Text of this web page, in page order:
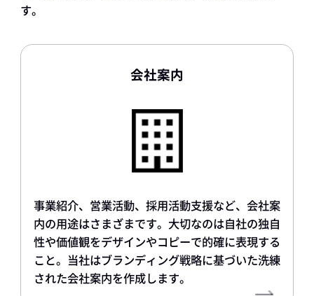
す。
会社案内
事業紹介、営業活動、採用活動支援など、会社案
内の用途はさまざまです。大切なのは自社の独自
性や価値観をデザインやコピーで的確に表現する
こと。当社はブランディング戦略に基づいた洗練
された会社案内を作成します。